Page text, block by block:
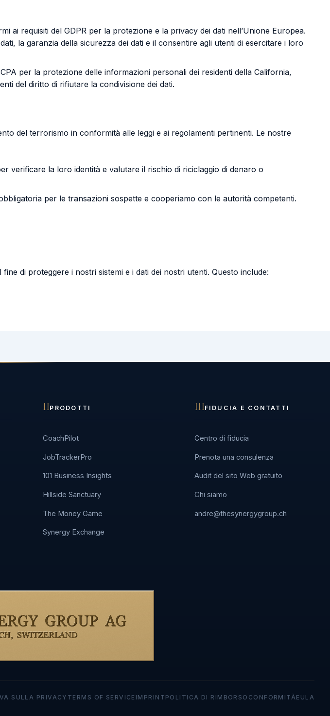
ai requisiti del GDPR per la protezione e la privacy dei dati nell’Unione Europea.
la garanzia della sicurezza dei dati e il consentire agli utenti di esercitare i loro
per la protezione delle informazioni personali dei residenti della California,
del diritto di rifiutare la condivisione dei dati.
del terrorismo in conformità alle leggi e ai regolamenti pertinenti. Le nostre
verificare la loro identità e valutare il rischio di riciclaggio di denaro o
per le transazioni sospette e cooperiamo con le autorità competenti.
di proteggere i nostri sistemi e i dati dei nostri utenti. Questo include:
IIPRODOTTI
CoachPilot
JobTrackerPro
101 Business Insights
Hillside Sanctuary
The Money Game
Synergy Exchange
IIIFIDUCIA E CONTATTI
Centro di fiducia
Prenota una consulenza
Audit del sito Web gratuito
Chi siamo
andre@thesynergygroup.ch
SULLA PRIVACY TERMS OF SERVICE IMPRINT POLITICA DI RIMBORSO CONFORMITÀEULA